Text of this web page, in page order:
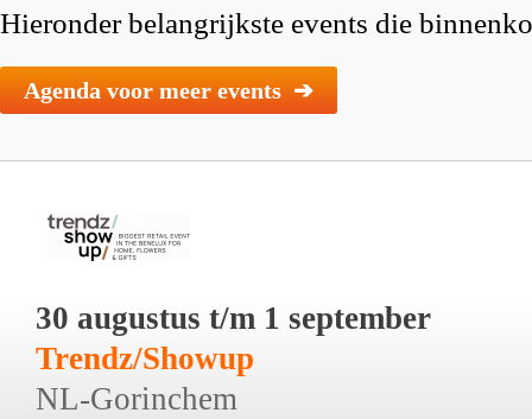
Hieronder belangrijkste events die
Agenda voor meer events ➔
30 augustus t/m 1 september
Trendz/Showup
NL-Gorinchem